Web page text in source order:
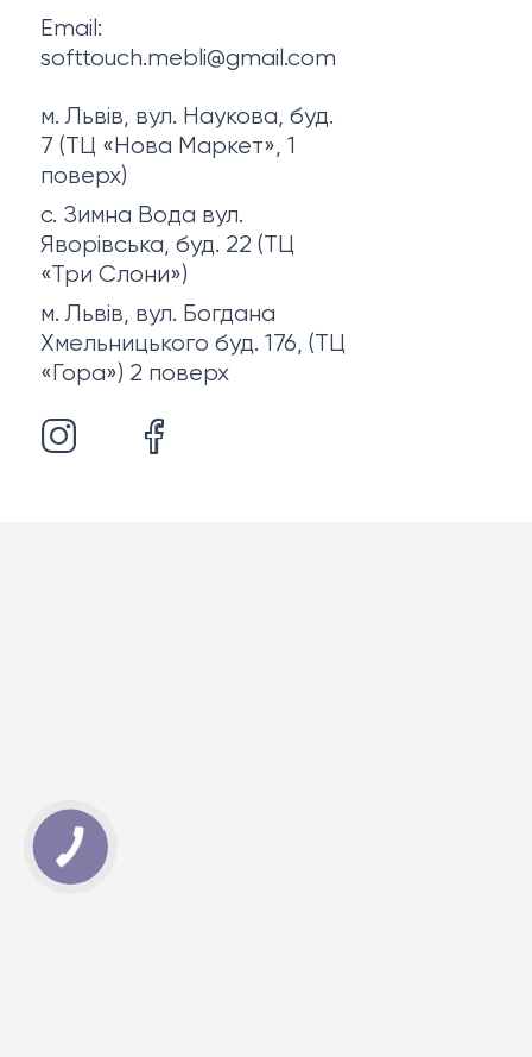
Email:
softtouch.mebli@gmail.com
м. Львів, вул. Наукова, буд.
7 (ТЦ «Нова Маркет», 1
поверх)
с. Зимна Вода вул.
Яворівська, буд. 22 (ТЦ
«Три Слони»)
м. Львів, вул. Богдана
Хмельницького буд. 176, (ТЦ
«Гора») 2 поверх